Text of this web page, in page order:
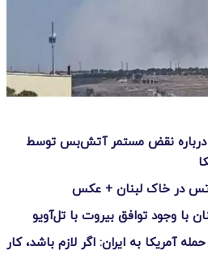
درباره نقض مستمر آتش‌بس توسط
در خاک لبنان + عکس
آمریکا به ایران: اگر لازم باشد، کار